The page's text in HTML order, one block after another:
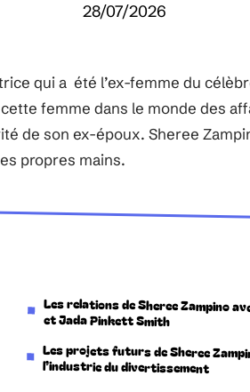
28/07/2026
qui a été l’ex-femme du
femme dans le monde des
de son ex-époux. Sheree
propres mains.
Les relations de Sheree Zampino
et Jada Pinkett Smith
Les projets futurs de Sheree
l’industrie du divertissement